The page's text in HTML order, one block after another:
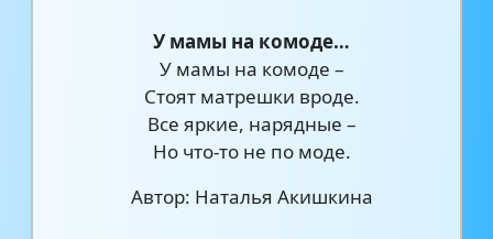
У мамы на комоде…
У мамы на комоде –
Стоят матрешки вроде.
Все яркие, нарядные –
Но что-то не по моде.
Автор: Наталья Акишкина